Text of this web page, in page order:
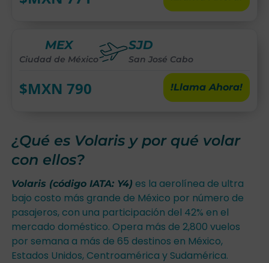
MEX
Ciudad de México
SJD
San José Cabo
$MXN 790 !Llama Ahora!
¿Qué es Volaris y por qué volar
con ellos?
Volaris (código IATA: Y4) es la aerolínea de ultra
bajo costo más grande de México por número de
pasajeros, con una participación del 42% en el
mercado doméstico. Opera más de 2,800 vuelos
por semana a más de 65 destinos en México,
Estados Unidos, Centroamérica y Sudamérica.